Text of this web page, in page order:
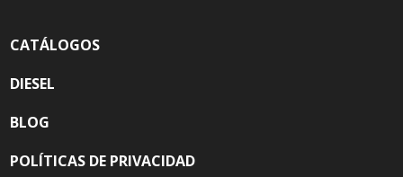
CATÁLOGOS
DIESEL
BLOG
POLÍTICAS DE PRIVACIDAD